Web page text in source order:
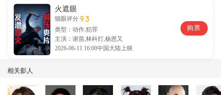
五城路演引燃口碑热潮，华语动作片雄起
影片主创先后奔赴佛山、广州、上海、成都、西安五城开启
路演交流，每一站均收获超高人气与热烈反响，观众们纷纷
盛赞影片“夯爆了”，更有动作片影迷直言“刷新年度硬核动作
国内观众鼎力支持，影片在海外也同样收获超高赞誉，凭借
极致硬核的动作呈现与独具魅力的华语动作底蕴，斩获海外
火遮眼
猫眼评分 9.3
类型：动作,犯罪
主演：谢苗,林科灯,杨恩又
2026-06-11 16:00中国大陆上映
购票
相关影人